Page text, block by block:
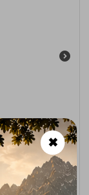
1:30.000
9,50
✖